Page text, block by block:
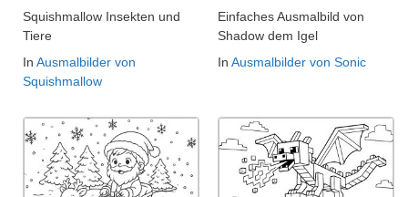
Squishmallow Insekten und
Tiere
In Ausmalbilder von
Squishmallow
Einfaches Ausmalbild von
Shadow dem Igel
In Ausmalbilder von Sonic